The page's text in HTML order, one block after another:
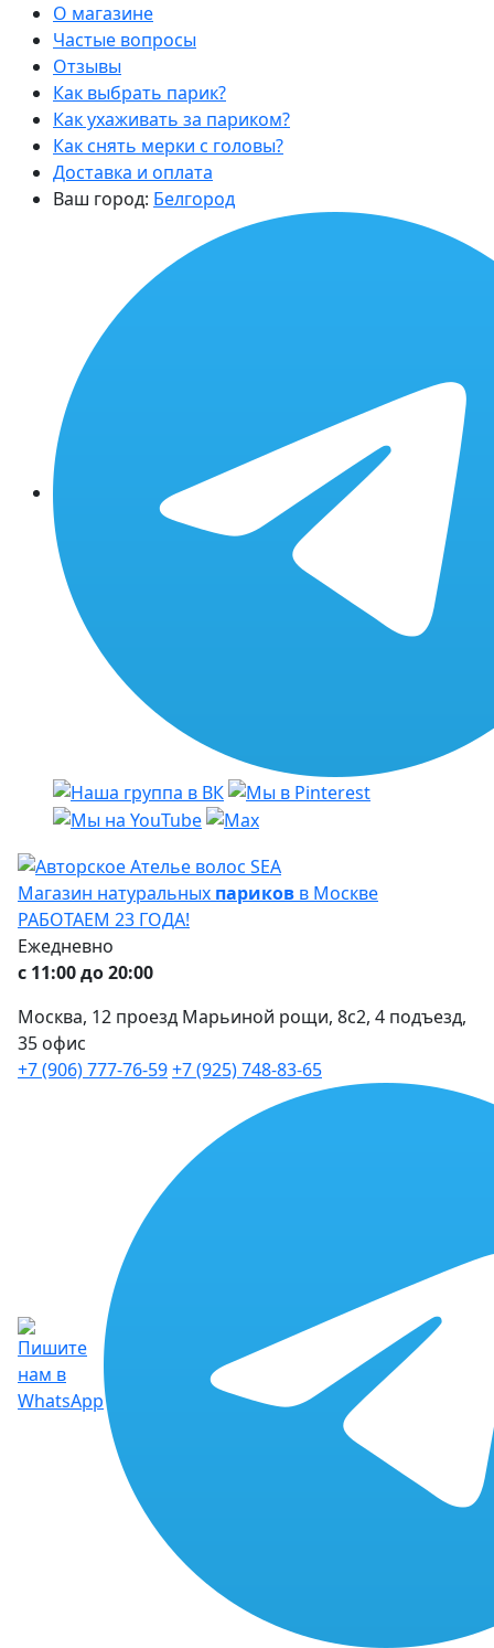
О магазине
Частые вопросы
Отзывы
Как выбрать парик?
Как ухаживать за париком?
Как снять мерки с головы?
Доставка и оплата
Ваш город: Белгород
Магазин натуральных париков в Москве
РАБОТАЕМ 23 ГОДА!
Ежедневно
с 11:00 до 20:00
Москва, 12 проезд Марьиной рощи, 8с2, 4 подъезд,
35 офис
+7 (906) 777-76-59+7 (925) 748-83-65